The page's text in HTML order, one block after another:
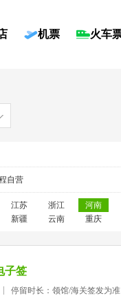
机票 火车
自营
江苏 浙江
河南
新疆 云南 重庆
子签
停留时长：领馆/海关签发为准